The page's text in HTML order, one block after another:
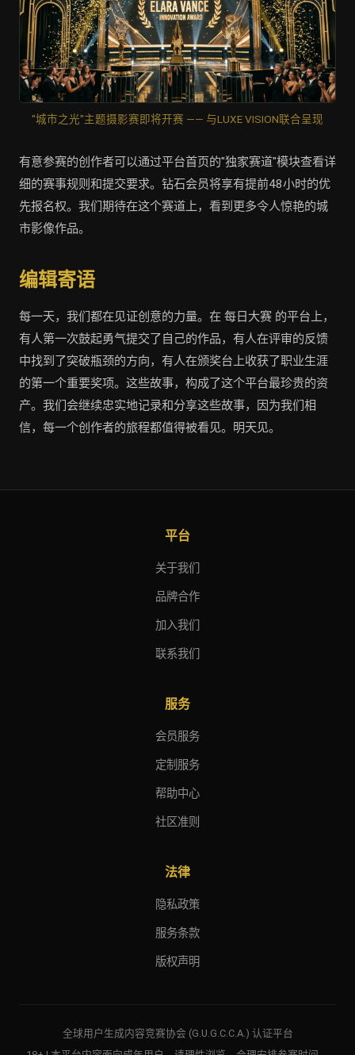
"城市之光"主题摄影赛即将开赛 —— 与LUXE VISION联合呈现
有意参赛的创作者可以通过平台首页的"独家赛道"模块查看详
细的赛事规则和提交要求。钻石会员将享有提前48小时的优
先报名权。我们期待在这个赛道上，看到更多令人惊艳的城
市影像作品。
编辑寄语
每一天，我们都在见证创意的力量。在 每日大赛 的平台上，
有人第一次鼓起勇气提交了自己的作品，有人在评审的反馈
中找到了突破瓶颈的方向，有人在颁奖台上收获了职业生涯
的第一个重要奖项。这些故事，构成了这个平台最珍贵的资
产。我们会继续忠实地记录和分享这些故事，因为我们相
信，每一个创作者的旅程都值得被看见。明天见。
平台
关于我们
品牌合作
加入我们
联系我们
服务
会员服务
定制服务
帮助中心
社区准则
法律
隐私政策
服务条款
版权声明
全球用户生成内容竞赛协会 (G.U.G.C.C.A.) 认证平台